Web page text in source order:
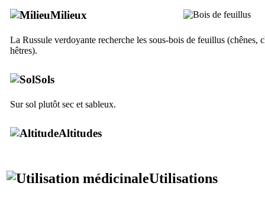
Milieux
La Russule verdoyante recherche les sous-bois de feuillus (chênes,
hêtres).
Sols
Sur sol plutôt sec et sableux.
Altitudes
Utilisations